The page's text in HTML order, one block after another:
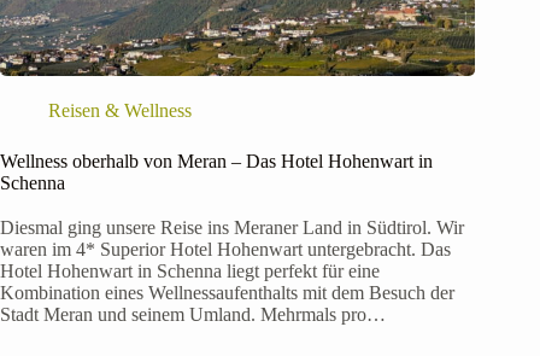
Reisen & Wellness
Wellness oberhalb von Meran – Das Hotel Hohenwart in
Schenna
Diesmal ging unsere Reise ins Meraner Land in Südtirol. Wir
waren im 4* Superior Hotel Hohenwart untergebracht. Das
Hotel Hohenwart in Schenna liegt perfekt für eine
Kombination eines Wellnessaufenthalts mit dem Besuch der
Stadt Meran und seinem Umland. Mehrmals pro…